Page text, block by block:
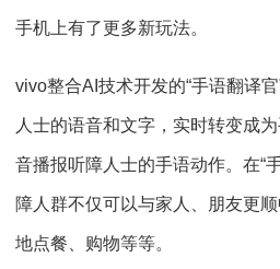
手机上有了更多新玩法。
vivo整合AI技术开发的“手语翻译
人士的语音和文字，实时转变成
音播报听障人士的手语动作。在“
障人群不仅可以与家人、朋友更
地点餐、购物等等。